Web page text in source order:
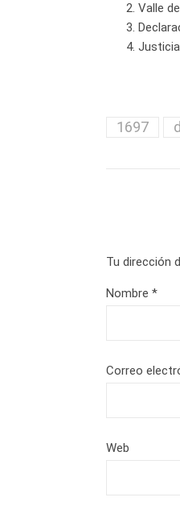
Valle
1697
Tu dirección
Nombre *
Correo
Web